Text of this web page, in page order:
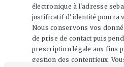
électronique à l'adresse
justificatif d'identité pourra
Nous conservons vos
de prise de contact puis
prescription légale aux fins
gestion des contentieux.